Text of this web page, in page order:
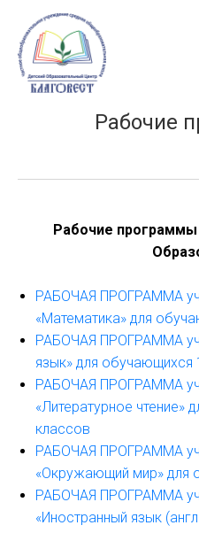
Рабочие
Рабочие
РАБОЧАЯ ПРОГРАММА
«Математика» для
РАБОЧАЯ ПРОГРАММА
язык» для обучающихся
РАБОЧАЯ ПРОГРАММА
«Литературное чтение»
классов
РАБОЧАЯ ПРОГРАММА
«Окружающий мир» для
РАБОЧАЯ ПРОГРАММА
«Иностранный язык